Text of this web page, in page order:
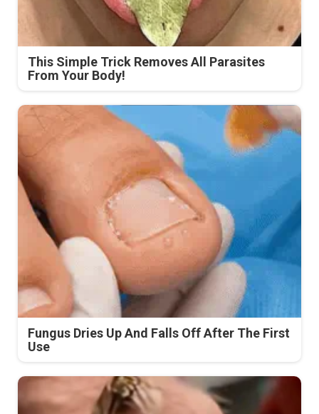
This Simple Trick Removes All Parasites
From Your Body!
Fungus Dries Up And Falls Off After The First
Use